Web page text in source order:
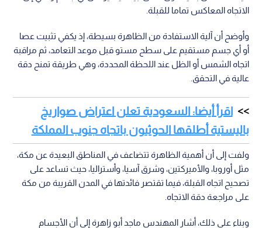
الاتجاه المعاكس تماما للقبلة.
وأوضح أن آلية الاستفادة من الظاهرة بسيطة، إذ يكفي تثبيت عصا
أو أي جسم مستقيم على سطح مستو قبل موعد التعامد، ثم مراقبة
اتجاه الشمس أو الظل عند اللحظة المحددة، وهي طريقة تمنح دقة
عالية في التحقق.
اقرأ أيضا: السعودية تعلن اعتراض صواريخ
باليستية أطلقها الحوثيون باتجاه جنوب المملكة
ولفت إلى أن أهمية الظاهرة تتضاعف في المناطق البعيدة عن مكة،
مثل أوروبا، والأميركتين، وشرق آسيا، وأستراليا، حيث تساعد على
تصحيح اتجاه القبلة، فيما تقتصر فائدتها في المدن القريبة من مكة
على مراجعة دقة الاتجاه.
وبناء على ذلك، أشار المهندس ماجد أبو زاهرة إلى أن الأجسام